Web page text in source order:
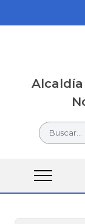
Buscar...